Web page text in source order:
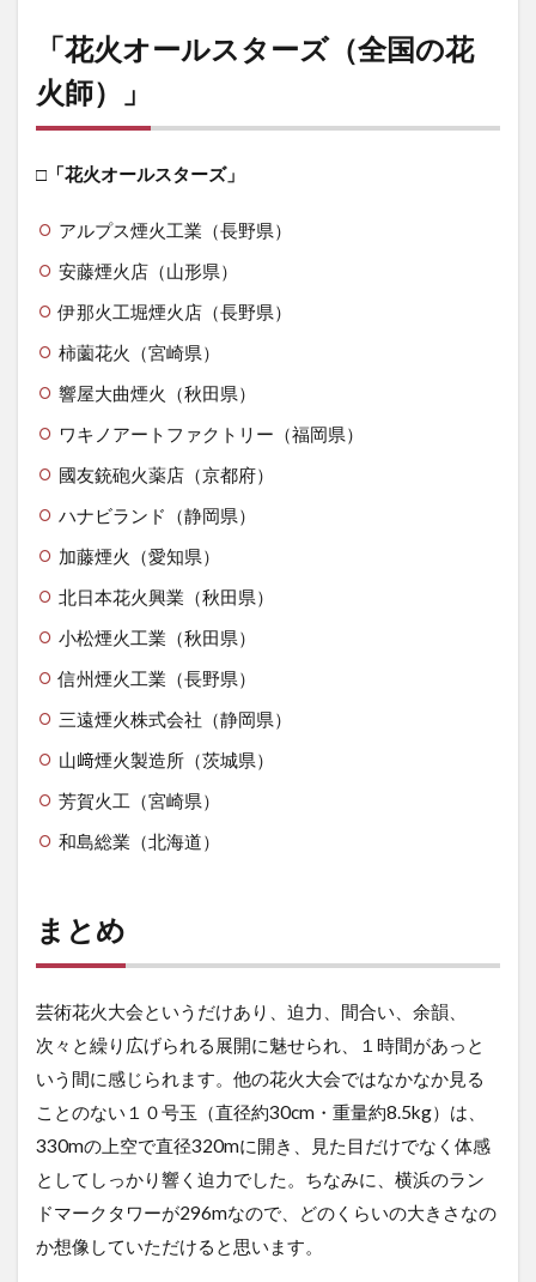
「花火オールスターズ（全国の花
火師）」
□「花火オールスターズ」
アルプス煙火工業（長野県）
安藤煙火店（山形県）
伊那火工堀煙火店（長野県）
柿薗花火（宮崎県）
響屋大曲煙火（秋田県）
ワキノアートファクトリー（福岡県）
國友銃砲火薬店（京都府）
ハナビランド（静岡県）
加藤煙火（愛知県）
北日本花火興業（秋田県）
小松煙火工業（秋田県）
信州煙火工業（長野県）
三遠煙火株式会社（静岡県）
山﨑煙火製造所（茨城県）
芳賀火工（宮崎県）
和島総業（北海道）
まとめ
芸術花火大会というだけあり、迫力、間合い、余韻、
次々と繰り広げられる展開に魅せられ、１時間があっと
いう間に感じられます。他の花火大会ではなかなか見る
ことのない１０号玉（直径約30cm・重量約8.5kg）は、
330mの上空で直径320mに開き、見た目だけでなく体感
としてしっかり響く迫力でした。ちなみに、横浜のラン
ドマークタワーが296mなので、どのくらいの大きさなの
か想像していただけると思います。